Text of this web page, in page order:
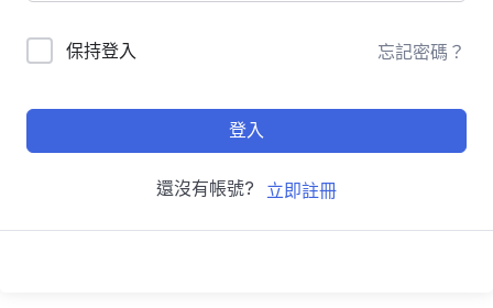
保持登入 忘記密碼？
登入
還沒有帳號? 立即註冊